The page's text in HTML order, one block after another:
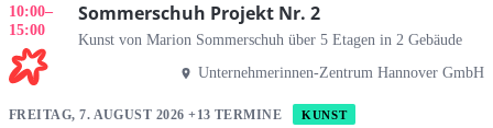
10:00–
15:00
Sommerschuh Projekt Nr. 2
Kunst von Marion Sommerschuh über 5 Etagen in 2 Gebäude
Unternehmerinnen-Zentrum Hannover GmbH
FREITAG, 7. AUGUST 2026 +13 TERMINE KUNST